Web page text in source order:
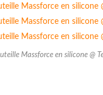
Massforce en silicone @